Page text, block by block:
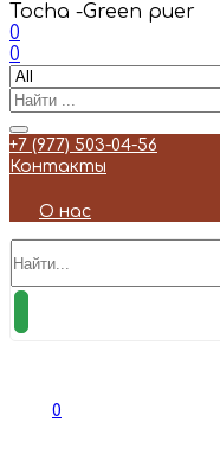
Tocha -Green puer
0
0
+7 (977) 503-04-56
Контакты
О нас
0